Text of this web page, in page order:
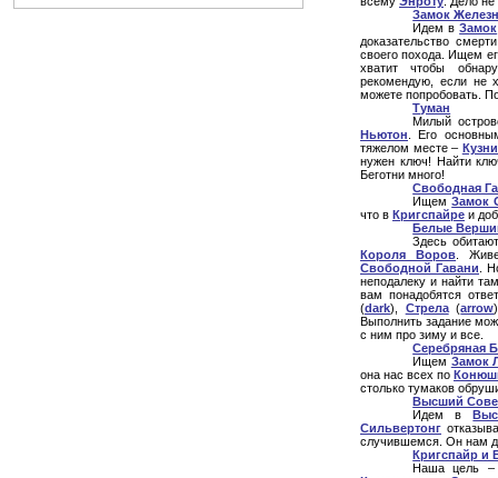
Замок
Идем вЗамок
доказательство
своего похода. Ищем
хватит чтобы
рекомендую, если не
можете попробовать.
Туман
Милый
Ньютон . Его
тяжелом месте –
нужен ключ! Найти
Беготни много!
Свободная
ИщемЗамок
что в Кригспайре и
Белые
Здесь
Короля Воров .
Свободной Гавани .
неподалеку и найти
вам понадобятся
(dark), Стрела(arrow
Выполнить задание
с ним про зиму и все.
Серебряная
Ищем Замок
она нас всех по
столько тумаков
Высший
Идем в
Сильвертонг
случившемся. Он нам
Кригспайр и
Наша цель –